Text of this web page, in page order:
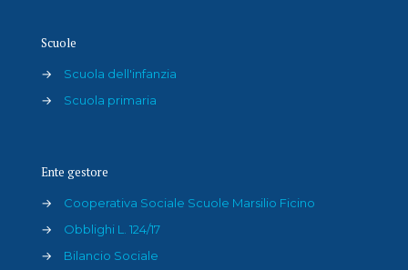
Scuole
→
Scuola dell'infanzia
→
Scuola primaria
Ente gestore
→
Cooperativa Sociale Scuole Marsilio Ficino
→
Obblighi L. 124/17
→
Bilancio Sociale